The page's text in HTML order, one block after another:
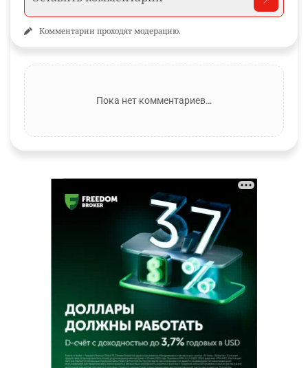
Комментарии проходят модерацию.
Пока нет комментариев…